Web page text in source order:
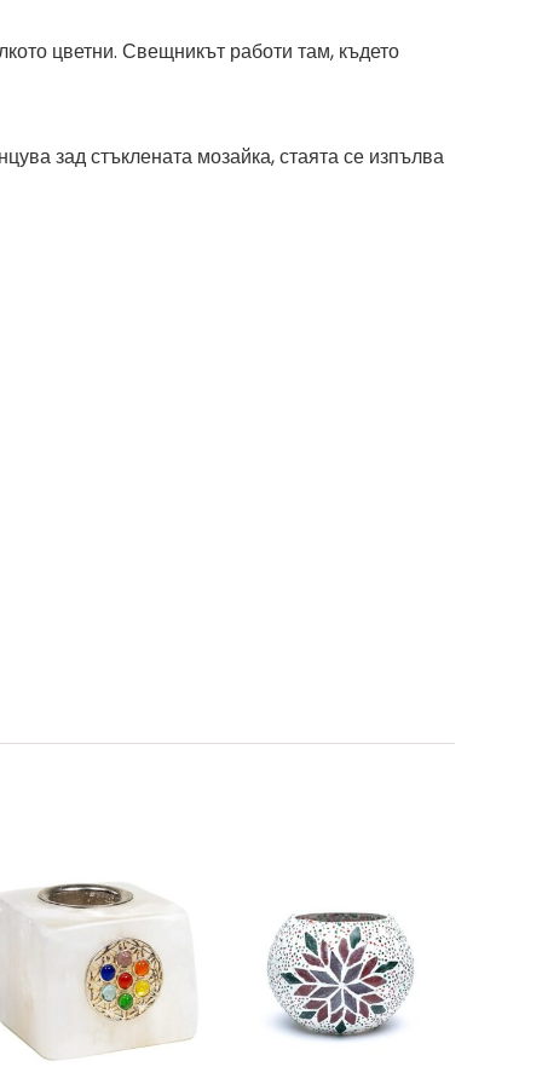
цветни. Свещникът работи там, където
зад стъклената мозайка, стаята се изпълва